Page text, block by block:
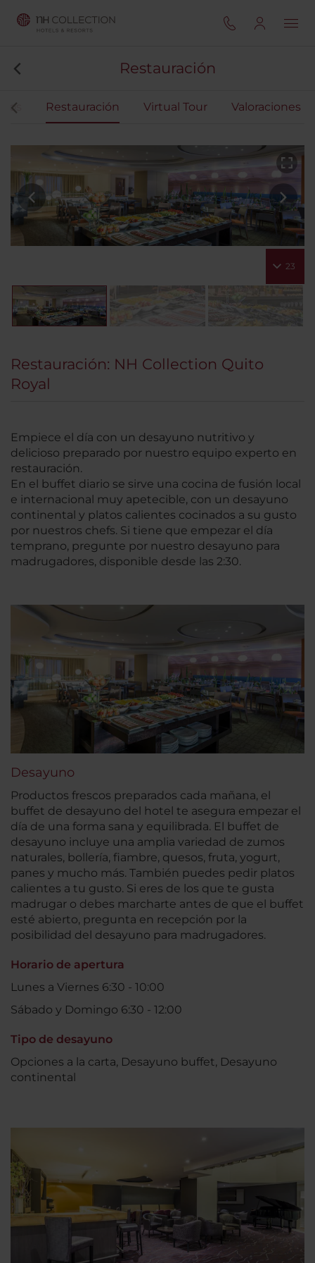
Restauración
Restauración Virtual Tour Valoraciones
23
Restauración: NH Collection Quito
Royal
Empiece el día con un desayuno nutritivo y
delicioso preparado por nuestro equipo experto en
restauración.
En el buffet diario se sirve una cocina de fusión local
e internacional muy apetecible, con un desayuno
continental y platos calientes cocinados a su gusto
por nuestros chefs. Si tiene que empezar el día
temprano, pregunte por nuestro desayuno para
madrugadores, disponible desde las 2:30.
Desayuno
Productos frescos preparados cada mañana, el
buffet de desayuno del hotel te asegura empezar el
día de una forma sana y equilibrada. El buffet de
desayuno incluye una amplia variedad de zumos
naturales, bollería, fiambre, quesos, fruta, yogurt,
panes y mucho más. También puedes pedir platos
calientes a tu gusto. Si eres de los que te gusta
madrugar o debes marcharte antes de que el buffet
esté abierto, pregunta en recepción por la
posibilidad del desayuno para madrugadores.
Horario de apertura
Lunes a Viernes 6:30 - 10:00
Sábado y Domingo 6:30 - 12:00
Tipo de desayuno
Opciones a la carta, Desayuno buffet, Desayuno
continental